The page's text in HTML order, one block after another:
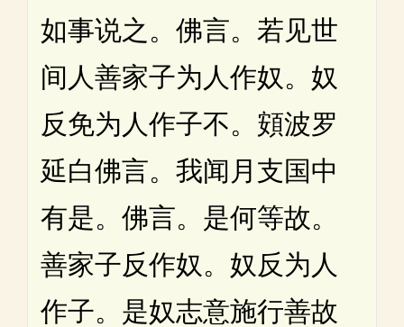
如事说之。佛言。若见世
间人善家子为人作奴。奴
反免为人作子不。頞波罗
延白佛言。我闻月支国中
有是。佛言。是何等故。
善家子反作奴。奴反为人
作子。是奴志意施行善故